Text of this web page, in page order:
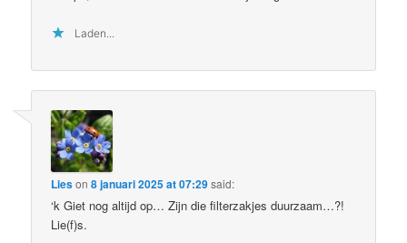
Laden...
Lieson8 januari 2025 at 07:29said:
‘k Giet nog altijd op… Zijn die filterzakjes duurzaam…?!
Lie(f)s.